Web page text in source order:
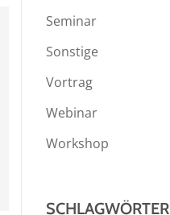
Seminar
Sonstige
Vortrag
Webinar
Workshop
SCHLAGWÖRTER